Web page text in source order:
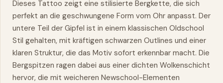
Dieses Tattoo zeigt eine stilisierte Bergkette, die sich
perfekt an die geschwungene Form vom Ohr anpasst. Der
untere Teil der Gipfel ist in einem klassischen Oldschool
Stil gehalten, mit kräftigen schwarzen Outlines und einer
klaren Struktur, die das Motiv sofort erkennbar macht. Die
Bergspitzen ragen dabei aus einer dichten Wolkenschicht
hervor, die mit weicheren Newschool-Elementen